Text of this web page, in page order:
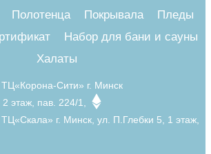
Полотенца Покрывала
Пледы
Набор для бани и сауны
Халаты
ТЦ«Корона-Сити» г. Минск
этаж, пав. 224/1,
ТЦ«Скала» г. Минск, ул. П.Глебки 5, 1 этаж,